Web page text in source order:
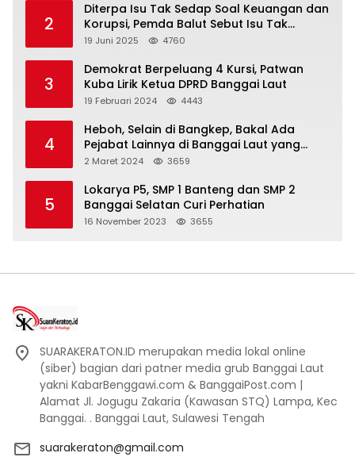
2
Diterpa Isu Tak Sedap Soal Keuangan dan
Korupsi, Pemda Balut Sebut Isu Tak
Berdasar
19 Juni 2025 4760
3
Demokrat Berpeluang 4 Kursi, Patwan
Kuba Lirik Ketua DPRD Banggai Laut
19 Februari 2024 4443
4
Heboh, Selain di Bangkep, Bakal Ada
Pejabat Lainnya di Banggai Laut yang
Bakal di Ciduk, Bagini Kata Kapolres!
2 Maret 2024 3659
5
Lokarya P5, SMP 1 Banteng dan SMP 2
Banggai Selatan Curi Perhatian
16 November 2023 3655
SUARAKERATON.ID merupakan media lokal online
(siber) bagian dari patner media grub Banggai Laut
yakni KabarBenggawi.com & BanggaiPost.com |
Alamat Jl. Jogugu Zakaria (Kawasan STQ) Lampa, Kec
Banggai. . Banggai Laut, Sulawesi Tengah
suarakeraton@gmail.com